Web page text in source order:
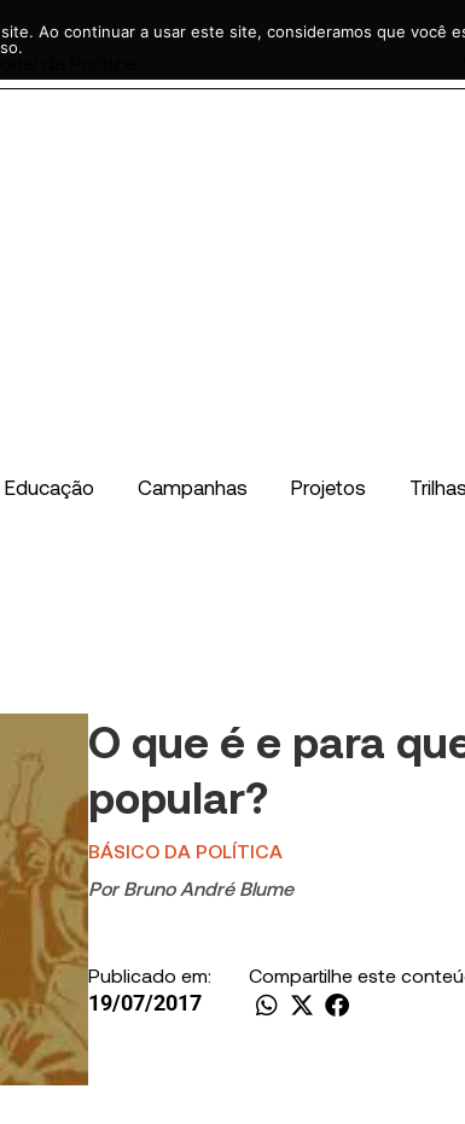
Educação Campanhas Projetos
O que é e para
popular?
BÁSICO DA POLÍTICA
Por Bruno André Blume
Publicado em:
19/07/2017
Compartilhe este
Ao continuar a usar este site, consideramos que você